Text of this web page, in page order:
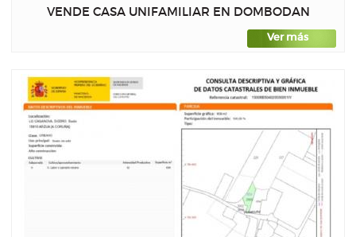
VENDE CASA UNIFAMILIAR EN DOMBODAN
Ver más